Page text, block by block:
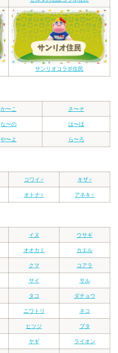
サンリオコラボ住民
か〜こ さ〜そ
な〜の は〜ほ
や〜よ ら〜ろ
コワイ♂ キザ♂
オトナ♀ アネキ♀
イヌ ウサギ
オオカミ カエル
クマ コアラ
サイ サル
タコ ダチョウ
ニワトリ ネコ
ヒツジ ブタ
ヤギ ライオン